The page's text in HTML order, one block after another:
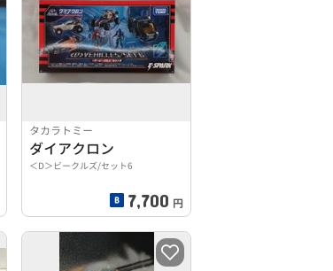
タカラトミー
ダイアクロン
＜D＞ビークルズ/セット6
7,700 円